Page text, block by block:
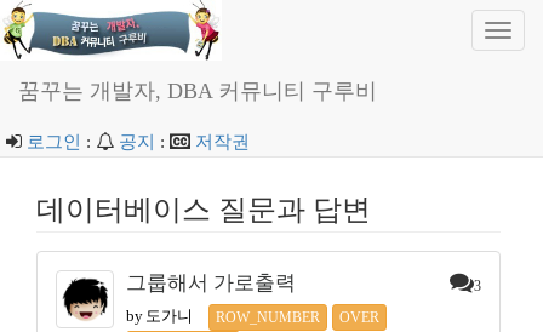
꿈꾸는 개발자, DBA 커뮤니티 구루비
로그인 : 공지 : 저작권
데이터베이스 질문과 답변
그룹해서 가로출력 3
by 도가니 ROW_NUMBER
OVER